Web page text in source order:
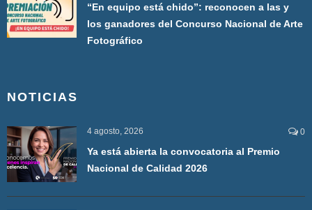
“En equipo está chido”: reconocen a las y
los ganadores del Concurso Nacional de Arte
Fotográfico
NOTICIAS
4 agosto, 2026 0
Ya está abierta la convocatoria al Premio
Nacional de Calidad 2026